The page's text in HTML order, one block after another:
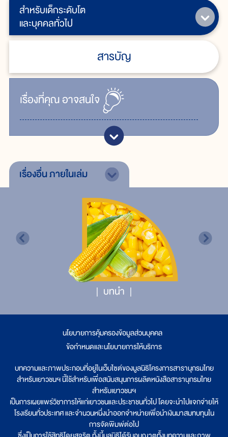
สำหรับเด็กระดับโต
และบุคคลทั่วไป
สารบัญ
เรื่ิองที่คุณอาจสนใจ
เรื่องอื่นภายในเล่ม
บทนำ
นโยบายการคุ้มครองข้อมูลส่วนบุคคล
ข้อกำหนดและนโยบายการให้บริการ
บทความและภาพประกอบที่อยู่ในเว็บไซต์ของมูลนิธิโครงการสารานุกรมไทย
สำหรับเยาวชนฯ นี้ใช้สำหรับเพื่อสนับสนุนการผลิตหนังสือสารานุกรมไทย
สำหรับเยาวชนฯ
เป็นการเผยแพร่วิชาการให้แก่เยาวชนและประชาชนทั่วไป โดยจะนำไปแจกจ่ายให้
โรงเรียนทั่วประเทศ และจำนวนหนึ่งนำออกจำหน่ายเพื่อนำเงินมาสมทบทุนใน
การจัดพิมพ์ต่อไป